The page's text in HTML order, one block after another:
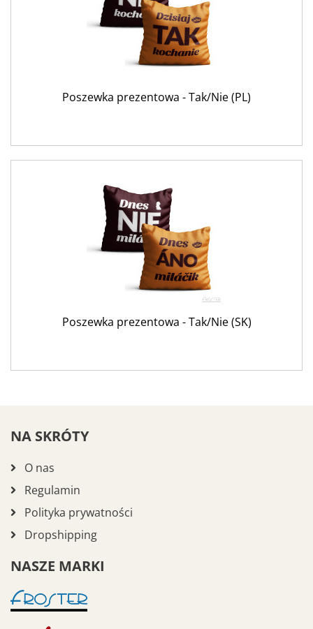
Poszewka prezentowa - Tak/Nie (PL)
Poszewka prezentowa - Tak/Nie (SK)
NA SKRÓTY
O nas
Regulamin
Polityka prywatności
Dropshipping
NASZE MARKI